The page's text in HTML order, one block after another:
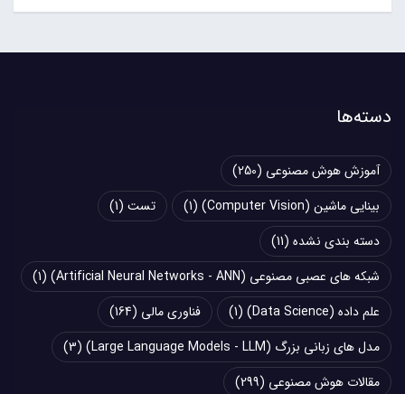
دسته‌ها
آموزش هوش مصنوعی (250)
بینایی ماشین (Computer Vision)
(1) تست (1)
دسته بندی نشده (11)
شبکه های عصبی مصنوعی (Artificial Neural Networks - ANN)
(1)
علم داده (Data Science)
(1) فناوری مالی (164)
مدل های زبانی بزرگ (Large Language Models - LLM)
(3)
مقالات هوش مصنوعی (299)